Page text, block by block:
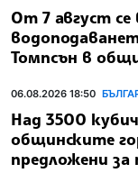
От 7 август
Томпсън в
06.08.2026 18:50
Над 3500
общинските
предложени за